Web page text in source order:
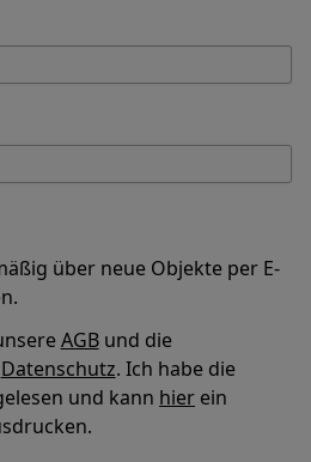
über neue Objekte per E-
AGBund die
Datenschutz. Ich habe die
und kann hier ein